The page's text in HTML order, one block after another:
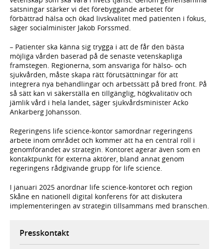
satsningar stärker vi det förebyggande arbetet för
förbättrad hälsa och ökad livskvalitet med patienten i fokus,
säger socialminister Jakob Forssmed.
– Patienter ska känna sig trygga i att de får den bästa
möjliga vården baserad på de senaste vetenskapliga
framstegen. Regionerna, som ansvariga för hälso- och
sjukvården, måste skapa rätt förutsättningar för att
integrera nya behandlingar och arbetssätt på bred front. På
så sätt kan vi säkerställa en tillgänglig, högkvalitativ och
jämlik vård i hela landet, säger sjukvårdsminister Acko
Ankarberg Johansson.
Regeringens life science-kontor samordnar regeringens
arbete inom området och kommer att ha en central roll i
genomförandet av strategin. Kontoret agerar även som en
kontaktpunkt för externa aktörer, bland annat genom
regeringens rådgivande grupp för life science.
I januari 2025 anordnar life science-kontoret och region
Skåne en nationell digital konferens för att diskutera
implementeringen av strategin tillsammans med branschen.
Presskontakt